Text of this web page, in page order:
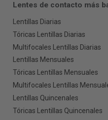
Lentes de contacto más
Lentillas Diarias
Tóricas Lentillas Diarias
Multifocales Lentillas Diarias
Lentillas Mensuales
Tóricas Lentillas Mensuales
Multifocales Lentillas
Lentillas Quincenales
Tóricas Lentillas Quincenales